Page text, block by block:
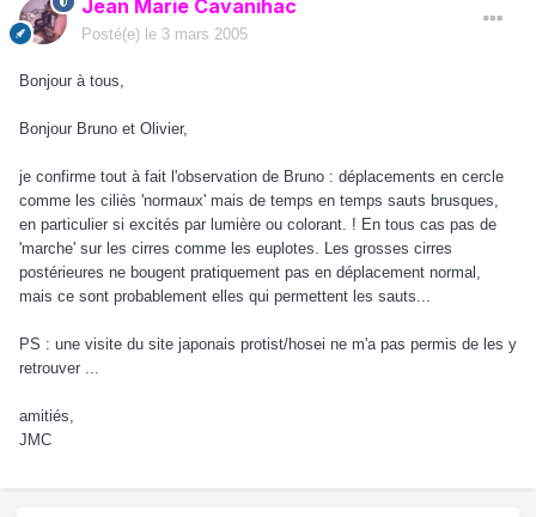
Jean Marie Cavanihac
Posté(e) le 3 mars 2005
Bonjour à tous,
Bonjour Bruno et Olivier,
je confirme tout à fait l'observation de Bruno : déplacements en cercle
comme les ciliès 'normaux' mais de temps en temps sauts brusques,
en particulier si excités par lumière ou colorant. ! En tous cas pas de
'marche' sur les cirres comme les euplotes. Les grosses cirres
postérieures ne bougent pratiquement pas en déplacement normal,
mais ce sont probablement elles qui permettent les sauts...
PS : une visite du site japonais protist/hosei ne m'a pas permis de les y
retrouver ...
amitiés,
JMC